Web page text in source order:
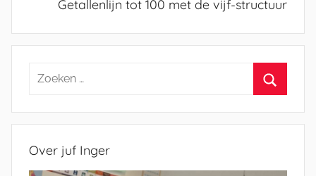
Getallenlijn tot 100 met de vijf-structuur
Zoeken
Over juf Inger